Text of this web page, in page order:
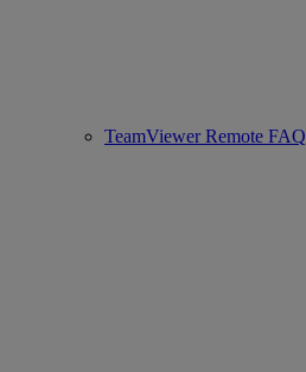
TeamViewer Remote FAQ